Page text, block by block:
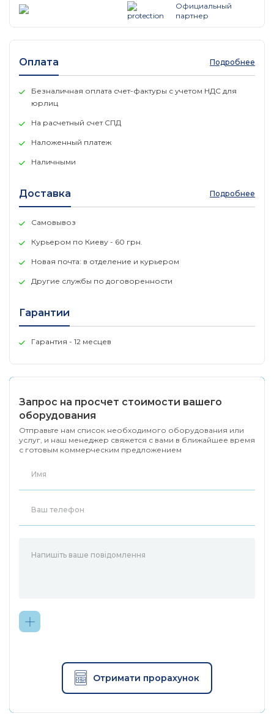
Официальный
партнер
Оплата Подробнее
Безналичная оплата счет-фактуры с учетом НДС для
юрлиц
На расчетный счет СПД
Наложенный платеж
Наличными
Доставка Подробнее
Самовывоз
Курьером по Киеву - 60 грн.
Новая почта: в отделение и курьером
Другие службы по договоренности
Гарантии
Гарантия - 12 месцев
Запрос на просчет стоимости вашего
оборудования
Отправьте нам список необходимого оборудования или
услуг, и наш менеджер свяжется с вами в ближайшее время
с готовым коммерческим предложением
Отримати прорахунок